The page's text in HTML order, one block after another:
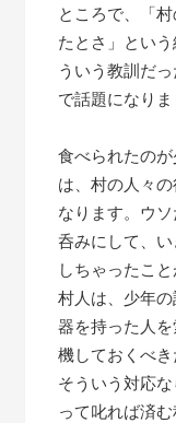
ところで、「
たとさ」とい
ういう教訓だ
で話題になりま
食べられたの
は、村の人々
なります。ウ
呑みにして、
しちゃったこ
村人は、少年
器を持った人
機しておくべき
そういう対応
って叱れば済